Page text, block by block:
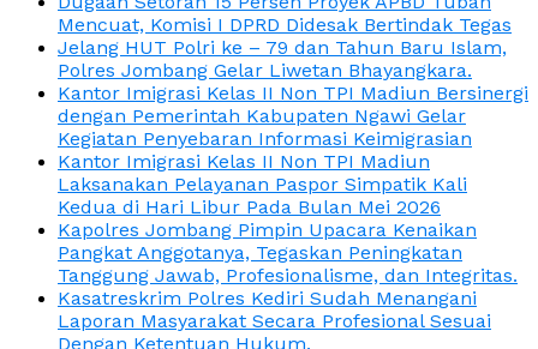
Mencuat, Komisi I DPRD Didesak Bertindak Tegas
Jelang HUT Polri ke – 79 dan Tahun Baru Islam,
Polres Jombang Gelar Liwetan Bhayangkara.
Kantor Imigrasi Kelas II Non TPI Madiun Bersinergi
dengan Pemerintah Kabupaten Ngawi Gelar
Kegiatan Penyebaran Informasi Keimigrasian
Kantor Imigrasi Kelas II Non TPI Madiun
Laksanakan Pelayanan Paspor Simpatik Kali
Kedua di Hari Libur Pada Bulan Mei 2026
Kapolres Jombang Pimpin Upacara Kenaikan
Pangkat Anggotanya, Tegaskan Peningkatan
Tanggung Jawab, Profesionalisme, dan Integritas.
Kasatreskrim Polres Kediri Sudah Menangani
Laporan Masyarakat Secara Profesional Sesuai
Dengan Ketentuan Hukum.